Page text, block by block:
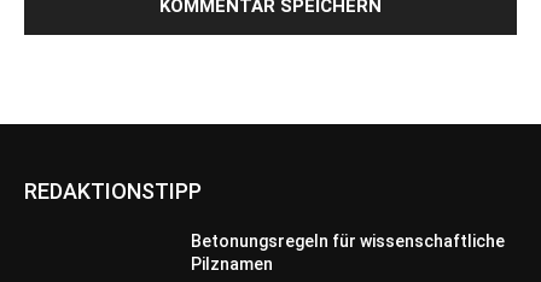
REDAKTIONSTIPP
Betonungsregeln für wissenschaftliche
Pilznamen